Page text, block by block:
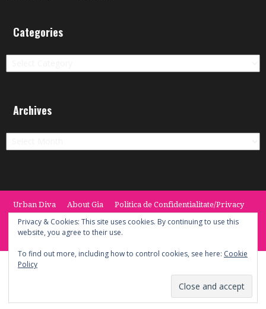
Categories
Categories
Archives
Archives
Urban Diva About Gia
Politica de Confidentialitate/Privacy
Termeni si Conditii / Terms
CONTACT Cookie Policy
© 2014 -2020 the Urban Diva. Provided by Keypoint Solutions.
Privacy & Cookies: This site uses cookies. By continuing to use this
website, you agree to their use.
To find out more, including how to control cookies, see here: Cookie
Policy